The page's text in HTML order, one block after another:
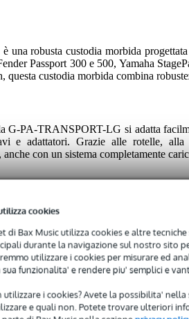
cookies
di Bax Music utilizza cookies e altre
durante la navigazione sul nostro sito
utilizzare i cookies per misurare ed
funzionalita' e rendere piu' semplici e
utilizzare i cookies? Avete la possibilita'
e quali non. Potete trovare ulteriori
una robusta custodia morbida
Passport 300 e 500, Yamaha
custodia morbida combina
G-PA-TRANSPORT-LG si adatta
e adattatori. Grazie alle rotelle,
con un sistema completamente
specified
semirigida